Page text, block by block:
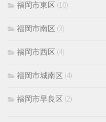
福岡市東区 (10)
福岡市南区 (3)
福岡市西区 (4)
福岡市城南区 (4)
福岡市早良区 (2)